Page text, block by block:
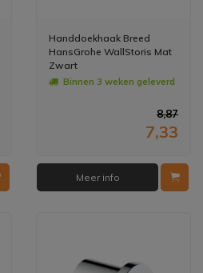
Handdoekhaak Breed
HansGrohe WallStoris Mat
Zwart
Binnen 3 weken geleverd
8,87
7,33
Meer info